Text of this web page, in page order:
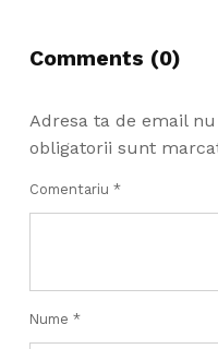
Comments (0)
Adresa ta de email
obligatorii sunt
Comentariu *
Nume *